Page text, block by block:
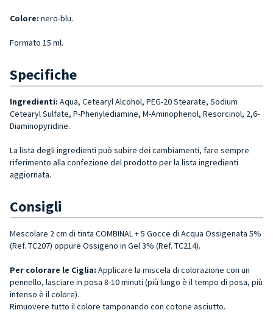
Colore: nero-blu.
Formato 15 ml.
Specifiche
Ingredienti: Aqua, Cetearyl Alcohol, PEG-20 Stearate, Sodium
Cetearyl Sulfate, P-Phenylediamine, M-Aminophenol, Resorcinol, 2,6-
Diaminopyridine.
La lista degli ingredienti può subire dei cambiamenti, fare sempre
riferimento alla confezione del prodotto per la lista ingredienti
aggiornata.
Consigli
Mescolare 2 cm di tinta COMBINAL + 5 Gocce di Acqua Ossigenata 5%
(Ref. TC207) oppure Ossigeno in Gel 3% (Ref. TC214).
Per colorare le Ciglia: Applicare la miscela di colorazione con un
pennello, lasciare in posa 8-10 minuti (più lungo è il tempo di posa, più
intenso è il colore).
Rimuovere tutto il colore tamponando con cotone asciutto.